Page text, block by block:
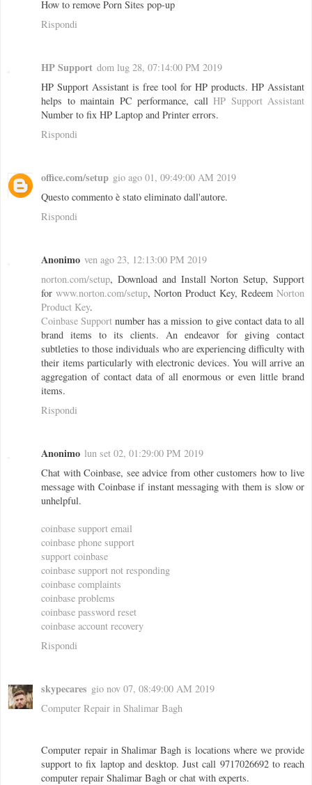
How to remove Porn Sites pop-up
Rispondi
HP Support dom lug 28, 07:14:00 PM 2019
HP Support Assistant is free tool for HP products. HP Assistant
helps to maintain PC performance, call HP Support Assistant
Number to fix HP Laptop and Printer errors.
Rispondi
office.com/setup gio ago 01, 09:49:00 AM 2019
Questo commento è stato eliminato dall'autore.
Rispondi
Anonimo ven ago 23, 12:13:00 PM 2019
norton.com/setup, Download and Install Norton Setup, Support
for www.norton.com/setup, Norton Product Key, Redeem Norton
Product Key.
Coinbase Support number has a mission to give contact data to all
brand items to its clients. An endeavor for giving contact
subtleties to those individuals who are experiencing difficulty with
their items particularly with electronic devices. You will arrive an
aggregation of contact data of all enormous or even little brand
items.
Rispondi
Anonimo lun set 02, 01:29:00 PM 2019
Chat with Coinbase, see advice from other customers how to live
message with Coinbase if instant messaging with them is slow or
unhelpful.
coinbase support email
coinbase phone support
support coinbase
coinbase support not responding
coinbase complaints
coinbase problems
coinbase password reset
coinbase account recovery
Rispondi
skypecares gio nov 07, 08:49:00 AM 2019
Computer Repair in Shalimar Bagh
Computer repair in Shalimar Bagh is locations where we provide
support to fix laptop and desktop. Just call 9717026692 to reach
computer repair Shalimar Bagh or chat with experts.